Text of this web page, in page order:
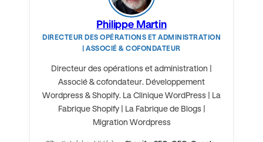
Philippe Martin
DIRECTEUR DES OPÉRATIONS ET ADMINISTRATION
| ASSOCIÉ & COFONDATEUR
Directeur des opérations et administration |
Associé & cofondateur. Développement
Wordpress & Shopify. La Clinique WordPress | La
Fabrique Shopify | La Fabrique de Blogs |
Migration Wordpress